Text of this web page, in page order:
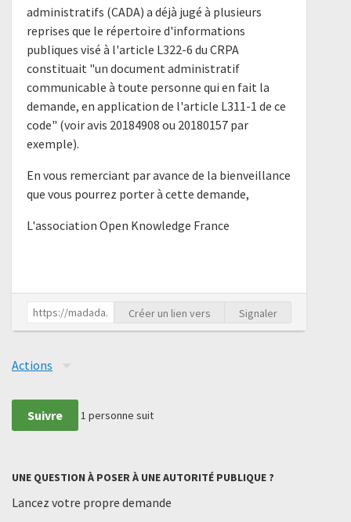
administratifs (CADA) a déjà jugé à plusieurs
reprises que le répertoire d'informations
publiques visé à l'article L322-6 du CRPA
constituait "un document administratif
communicable à toute personne qui en fait la
demande, en application de l'article L311-1 de ce
code" (voir avis 20184908 ou 20180157 par
exemple).
En vous remerciant par avance de la bienveillance
que vous pourrez porter à cette demande,
L'association Open Knowledge France
Créer un lien vers Signaler
Actions
Suivre 1 personne suit
UNE QUESTION À POSER À UNE AUTORITÉ PUBLIQUE ?
Lancez votre propre demande